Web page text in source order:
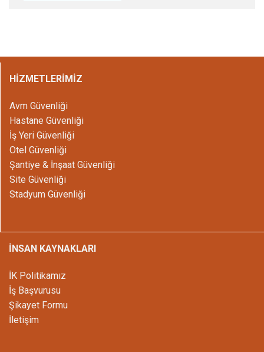
HİZMETLERİMİZ
Avm Güvenliği
Hastane Güvenliği
İş Yeri Güvenliği
Otel Güvenliği
Şantiye & İnşaat Güvenliği
Site Güvenliği
Stadyum Güvenliği
İNSAN KAYNAKLARI
İK Politikamız
İş Başvurusu
Şikayet Formu
İletişim